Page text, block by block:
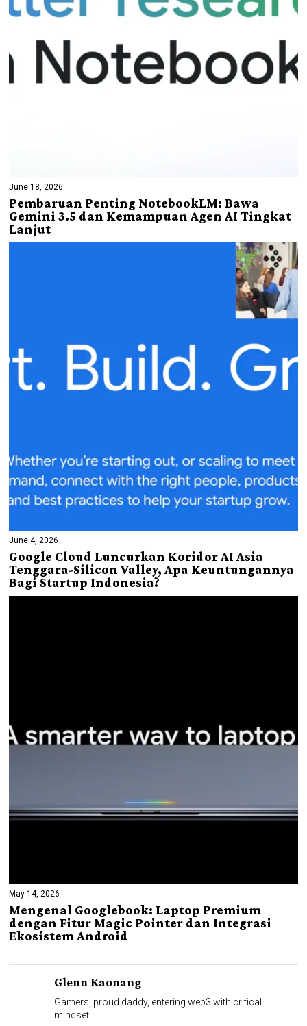
June 18, 2026
Pembaruan Penting NotebookLM: Bawa
Gemini 3.5 dan Kemampuan Agen AI Tingkat
Lanjut
June 4, 2026
Google Cloud Luncurkan Koridor AI Asia
Tenggara-Silicon Valley, Apa Keuntungannya
Bagi Startup Indonesia?
May 14, 2026
Mengenal Googlebook: Laptop Premium
dengan Fitur Magic Pointer dan Integrasi
Ekosistem Android
Glenn Kaonang
Gamers, proud daddy, entering web3 with critical
mindset.